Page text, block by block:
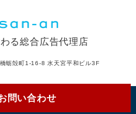
る総合広告代理店
蛎殻町1-16-8 水天宮平和ビル3F
Inc. All Rights Reserved
問い合わせ